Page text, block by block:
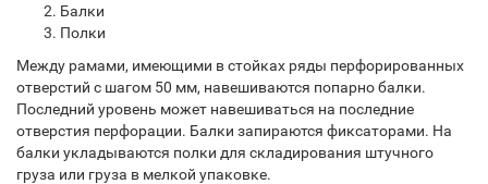
Балки
Полки
Между рамами, имеющими в стойках ряды перфорированных
отверстий с шагом 50 мм, навешиваются попарно балки.
Последний уровень может навешиваться на последние
отверстия перфорации. Балки запираются фиксаторами. На
балки укладываются полки для складирования штучного
груза или груза в мелкой упаковке.